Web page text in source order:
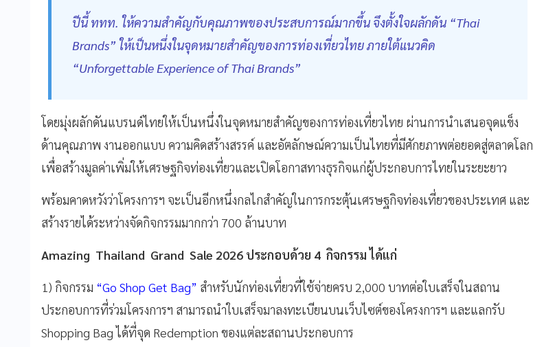
ปีนี้ ททท. ให้ความสำคัญกับคุณภาพของประสบการณ์มากขึ้น จึงตั้งใจผลักดัน “Thai
Brands” ให้เป็นหนึ่งในจุดหมายสำคัญของการท่องเที่ยวไทย ภายใต้แนวคิด
“Unforgettable Experience of Thai Brands”
โดยมุ่งผลักดันแบรนด์ไทยให้เป็นหนึ่งในจุดหมายสำคัญของการท่องเที่ยวไทย ผ่านการนำเสนอจุดแข็ง
ด้านคุณภาพ งานออกแบบ ความคิดสร้างสรรค์ และอัตลักษณ์ความเป็นไทยที่มีศักยภาพต่อยอดสู่ตลาดโลก
เพื่อสร้างมูลค่าเพิ่มให้เศรษฐกิจท่องเที่ยวและเปิดโอกาสทางธุรกิจแก่ผู้ประกอบการไทยในระยะยาว
พร้อมคาดหวังว่าโครงการฯ จะเป็นอีกหนึ่งกลไกสำคัญในการกระตุ้นเศรษฐกิจท่องเที่ยวของประเทศ และ
สร้างรายได้ระหว่างจัดกิจกรรมมากกว่า 700 ล้านบาท
Amazing Thailand Grand Sale 2026 ประกอบด้วย 4 กิจกรรม ได้แก่
1) กิจกรรม “Go Shop Get Bag” สำหรับนักท่องเที่ยวที่ใช้จ่ายครบ 2,000 บาทต่อใบเสร็จในสถาน
ประกอบการที่ร่วมโครงการฯ สามารถนำใบเสร็จมาลงทะเบียนบนเว็บไซต์ของโครงการฯ และแลกรับ
Shopping Bag ได้ที่จุด Redemption ของแต่ละสถานประกอบการ